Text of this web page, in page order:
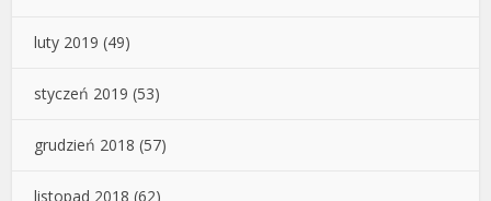
luty 2019 (49)
styczeń 2019 (53)
grudzień 2018 (57)
listopad 2018 (62)